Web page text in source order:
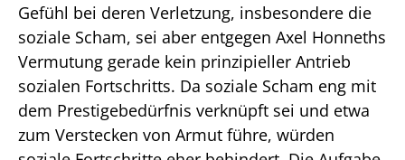
Gefühl bei deren Verletzung, insbesondere die
soziale Scham, sei aber entgegen Axel Honneths
Vermutung gerade kein prinzipieller Antrieb
sozialen Fortschritts. Da soziale Scham eng mit
dem Prestigebedürfnis verknüpft sei und etwa
zum Verstecken von Armut führe, würden